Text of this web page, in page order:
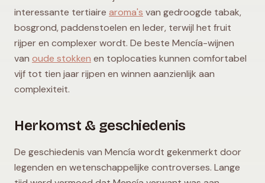
interessante tertiaire aroma's van gedroogde tabak,
bosgrond, paddenstoelen en leder, terwijl het fruit
rijper en complexer wordt. De beste Mencía-wijnen
van oude stokken en toplocaties kunnen comfortabel
vijf tot tien jaar rijpen en winnen aanzienlijk aan
complexiteit.
Herkomst & geschiedenis
De geschiedenis van Mencía wordt gekenmerkt door
legenden en wetenschappelijke controverses. Lange